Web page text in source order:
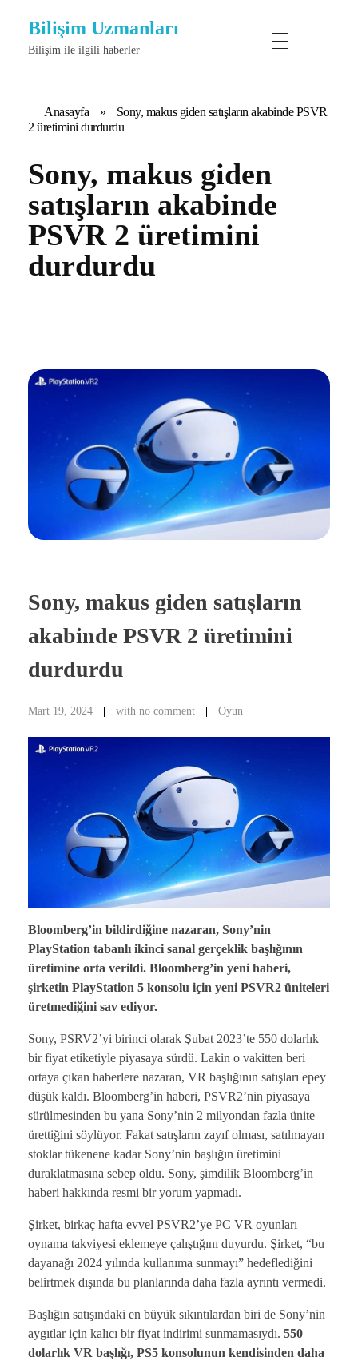
Bilişim Uzmanları
Bilişim ile ilgili haberler
Anasayfa »
Sony, makus giden satışların akabinde PSVR
2 üretimini durdurdu
Sony, makus giden
satışların akabinde
PSVR 2 üretimini
durdurdu
Sony, makus giden satışların
akabinde PSVR 2 üretimini
durdurdu
Mart 19, 2024 with no comment Oyun
Bloomberg’in bildirdiğine nazaran, Sony’nin
PlayStation tabanlı ikinci sanal gerçeklik başlığının
üretimine orta verildi. Bloomberg’in yeni haberi,
şirketin PlayStation 5 konsolu için yeni PSVR2 üniteleri
üretmediğini sav ediyor.
Sony, PSRV2’yi birinci olarak Şubat 2023’te 550 dolarlık
bir fiyat etiketiyle piyasaya sürdü. Lakin o vakitten beri
ortaya çıkan haberlere nazaran, VR başlığının satışları epey
düşük kaldı. Bloomberg’in haberi, PSVR2’nin piyasaya
sürülmesinden bu yana Sony’nin 2 milyondan fazla ünite
ürettiğini söylüyor. Fakat satışların zayıf olması, satılmayan
stoklar tükenene kadar Sony’nin başlığın üretimini
duraklatmasına sebep oldu. Sony, şimdilik Bloomberg’in
haberi hakkında resmi bir yorum yapmadı.
Şirket, birkaç hafta evvel PSVR2’ye PC VR oyunları
oynama takviyesi eklemeye çalıştığını duyurdu. Şirket, “bu
dayanağı 2024 yılında kullanıma sunmayı” hedeflediğini
belirtmek dışında bu planlarında daha fazla ayrıntı vermedi.
Başlığın satışındaki en büyük sıkıntılardan biri de Sony’nin
aygıtlar için kalıcı bir fiyat indirimi sunmamasıydı. 550
dolarlık VR başlığı, PS5 konsolunun kendisinden daha